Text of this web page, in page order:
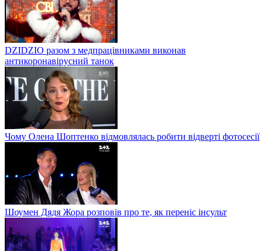
DZIDZIO разом з медпрацівниками виконав
антикоронавірусний танок
Чому Олена Шоптенко відмовлялась робити відверті фотосесії
Шоумен Дядя Жора розповів про те, як переніс інсульт